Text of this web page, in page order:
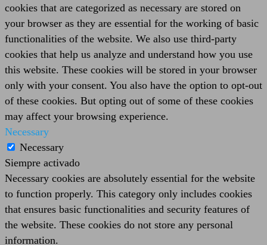
cookies that are categorized as necessary are stored on
your browser as they are essential for the working of basic
functionalities of the website. We also use third-party
cookies that help us analyze and understand how you use
this website. These cookies will be stored in your browser
only with your consent. You also have the option to opt-out
of these cookies. But opting out of some of these cookies
may affect your browsing experience.
Necessary
Necessary
Siempre activado
Necessary cookies are absolutely essential for the website
to function properly. This category only includes cookies
that ensures basic functionalities and security features of
the website. These cookies do not store any personal
information.